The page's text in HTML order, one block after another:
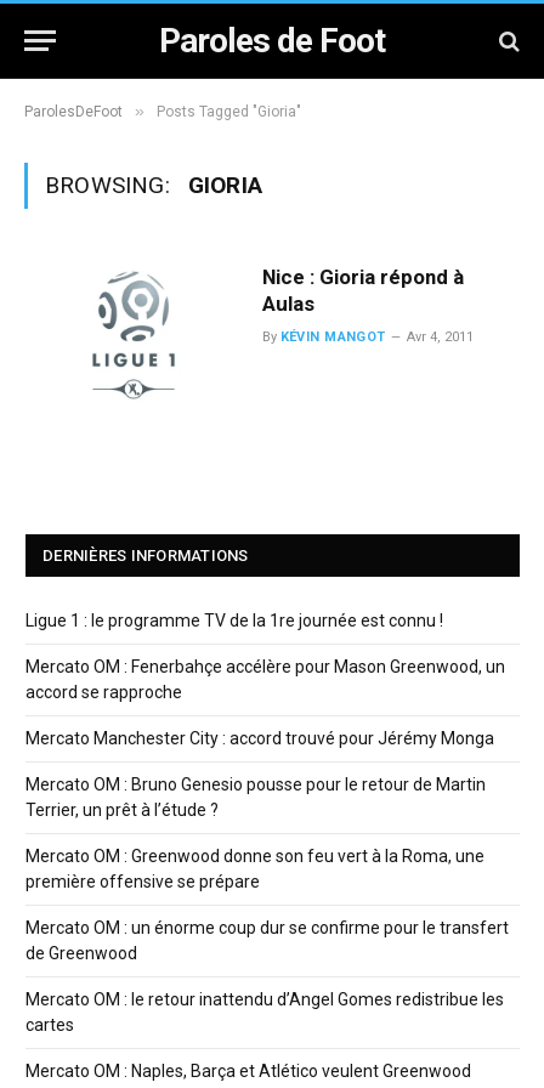
Paroles de Foot
ParolesDeFoot » Posts Tagged "Gioria"
BROWSING: GIORIA
Nice : Gioria répond à
Aulas
By KÉVIN MANGOT Avr 4, 2011
DERNIÈRES INFORMATIONS
Ligue 1 : le programme TV de la 1re journée est connu !
Mercato OM : Fenerbahçe accélère pour Mason Greenwood, un
accord se rapproche
Mercato Manchester City : accord trouvé pour Jérémy Monga
Mercato OM : Bruno Genesio pousse pour le retour de Martin
Terrier, un prêt à l’étude ?
Mercato OM : Greenwood donne son feu vert à la Roma, une
première offensive se prépare
Mercato OM : un énorme coup dur se confirme pour le transfert
de Greenwood
Mercato OM : le retour inattendu d’Angel Gomes redistribue les
cartes
Mercato OM : Naples, Barça et Atlético veulent Greenwood